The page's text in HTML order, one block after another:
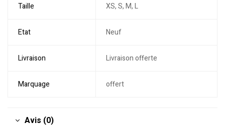
Taille XS, S, M, L
Etat Neuf
Livraison Livraison offerte
Marquage offert
Avis (0)